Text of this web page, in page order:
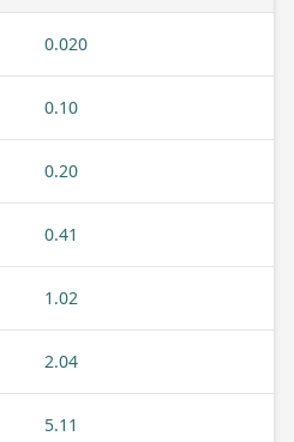
0.020
0.10
0.20
0.41
1.02
2.04
5.11